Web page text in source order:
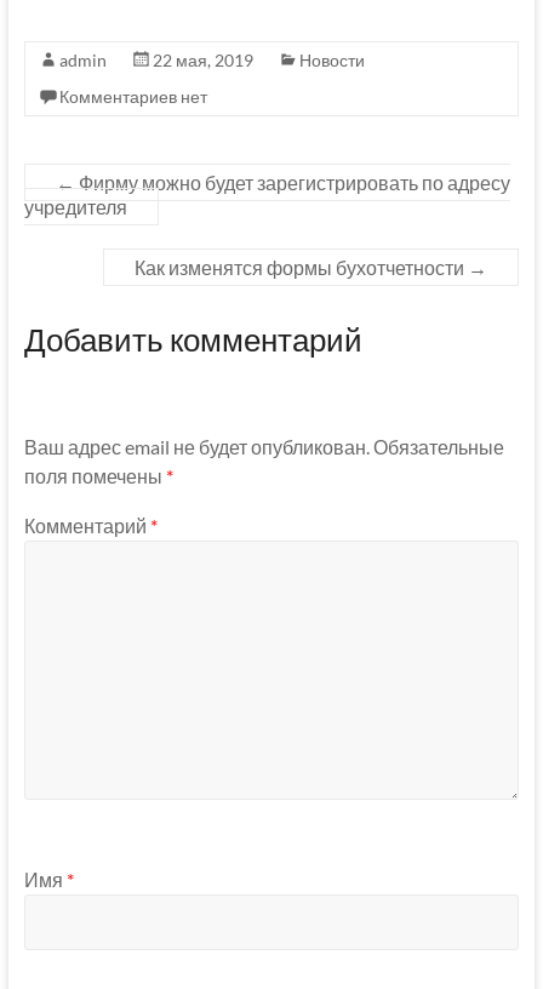
admin 22 мая, 2019
Новости
Комментариев нет
← Фирму можно будет зарегистрировать по адресу
учредителя
Как изменятся формы бухотчетности →
Добавить комментарий
Ваш адрес email не будет опубликован. Обязательные
поля помечены *
Комментарий *
Имя *